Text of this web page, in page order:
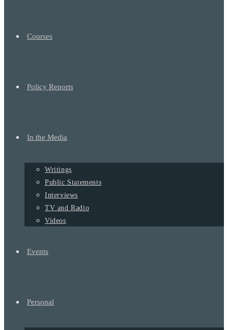
Courses
Policy Reports
In the Media
Writings
Public Statements
Interviews
TV and Radio
Videos
Events
Personal